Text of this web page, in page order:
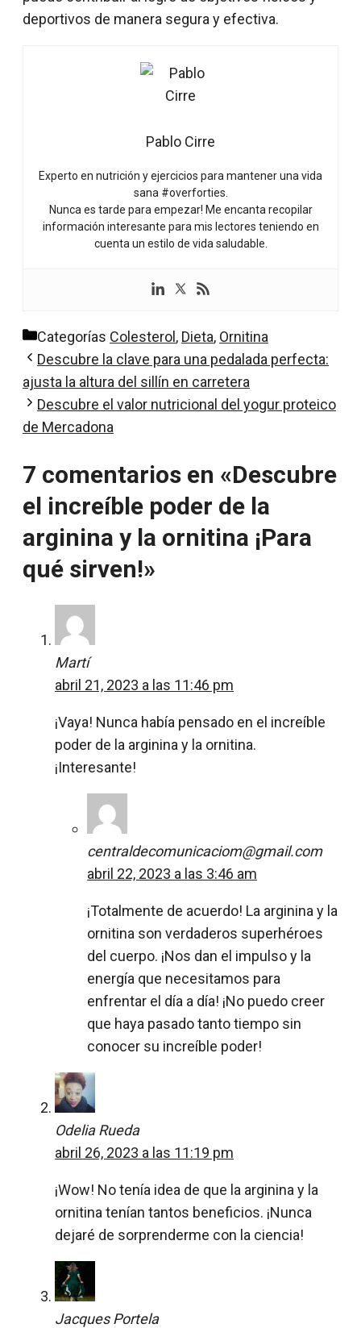
deportivos de manera segura y efectiva.
Pablo Cirre
Experto en nutrición y ejercicios para mantener una vida
sana #overforties.
Nunca es tarde para empezar! Me encanta recopilar
información interesante para mis lectores teniendo en
cuenta un estilo de vida saludable.
Categorías Colesterol , Dieta, Ornitina
Descubre la clave para una pedalada perfecta:
ajusta la altura del sillín en carretera
Descubre el valor nutricional del yogur proteico
de Mercadona
7 comentarios en «Descubre
el increíble poder de la
arginina y la ornitina ¡Para
qué sirven!»
Martí
abril 21, 2023 a las 11:46 pm
¡Vaya! Nunca había pensado en el increíble
poder de la arginina y la ornitina.
¡Interesante!
centraldecomunicaciom@gmail.com
abril 22, 2023 a las 3:46 am
¡Totalmente de acuerdo! La arginina y la
ornitina son verdaderos superhéroes
del cuerpo. ¡Nos dan el impulso y la
energía que necesitamos para
enfrentar el día a día! ¡No puedo creer
que haya pasado tanto tiempo sin
conocer su increíble poder!
Odelia Rueda
abril 26, 2023 a las 11:19 pm
¡Wow! No tenía idea de que la arginina y la
ornitina tenían tantos beneficios. ¡Nunca
dejaré de sorprenderme con la ciencia!
Jacques Portela